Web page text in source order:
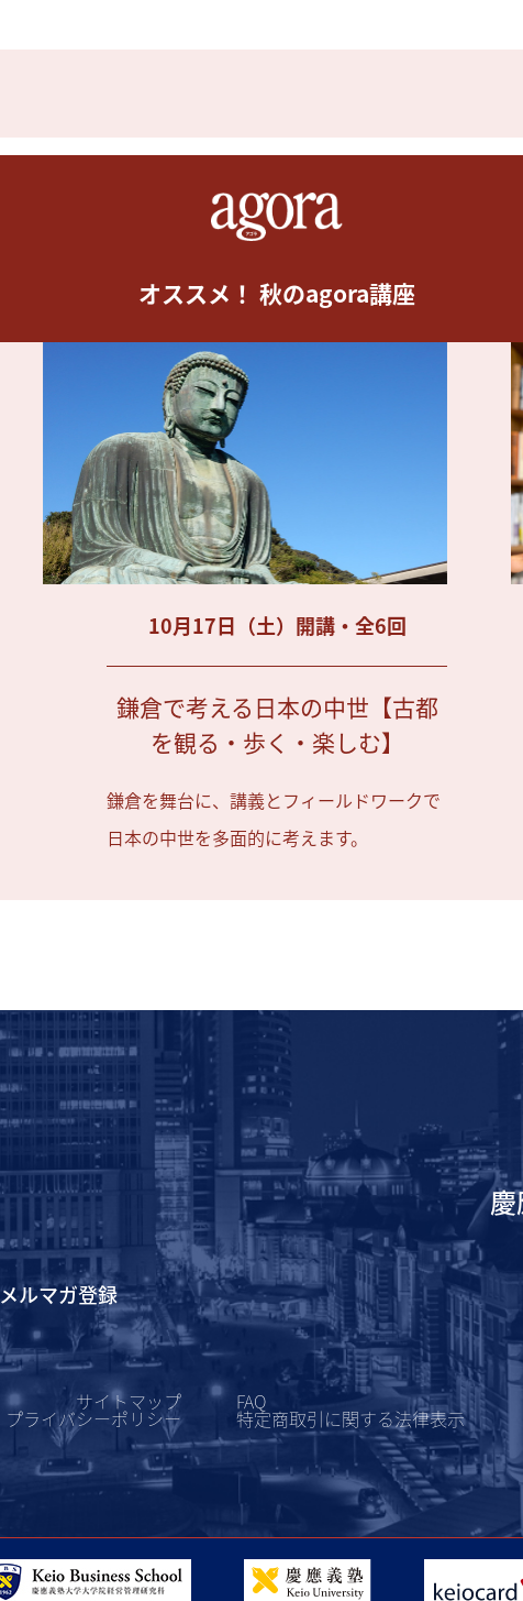
オススメ！ 秋のagora講座
10月17日（土）開講・全6回
鎌倉で考える日本の中世【古都
を観る・歩く・楽しむ】
鎌倉を舞台に、講義とフィールドワークで
日本の中世を多面的に考えます。
メルマガ登録
サイトマップ FAQ
プライバシーポリシー 特定商取引に関する法律表示